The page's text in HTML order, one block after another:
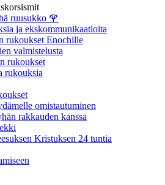
ruusukko 🌹
ja ekskommunikaatioita
rukoukset Enochille
valmistelusta
rukoukset
rukouksia
omistautuminen
rakkauden kanssa
Kristuksen 24 tuntia